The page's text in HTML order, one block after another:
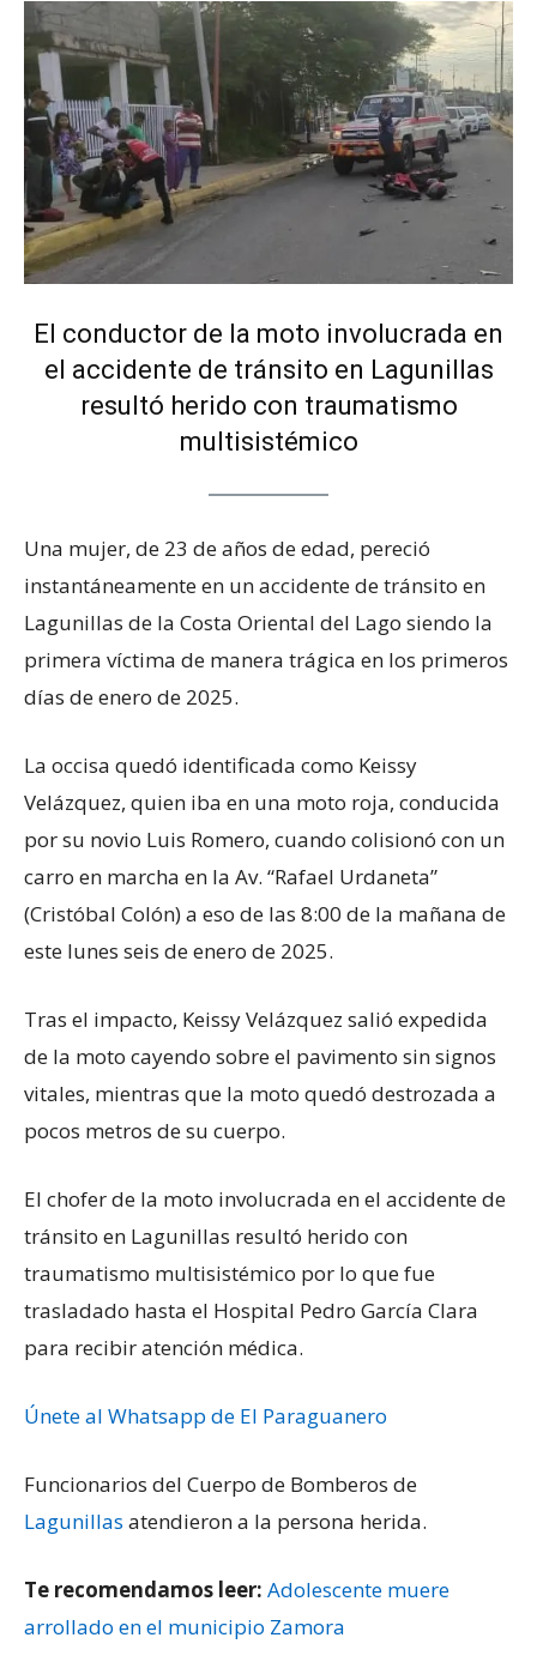
El conductor de la moto involucrada en
el accidente de tránsito en Lagunillas
resultó herido con traumatismo
multisistémico
Una mujer, de 23 de años de edad, pereció
instantáneamente en un accidente de tránsito en
Lagunillas de la Costa Oriental del Lago siendo la
primera víctima de manera trágica en los primeros
días de enero de 2025.
La occisa quedó identificada como Keissy
Velázquez, quien iba en una moto roja, conducida
por su novio Luis Romero, cuando colisionó con un
carro en marcha en la Av. “Rafael Urdaneta”
(Cristóbal Colón) a eso de las 8:00 de la mañana de
este lunes seis de enero de 2025.
Tras el impacto, Keissy Velázquez salió expedida
de la moto cayendo sobre el pavimento sin signos
vitales, mientras que la moto quedó destrozada a
pocos metros de su cuerpo.
El chofer de la moto involucrada en el accidente de
tránsito en Lagunillas resultó herido con
traumatismo multisistémico por lo que fue
trasladado hasta el Hospital Pedro García Clara
para recibir atención médica.
Únete al Whatsapp de El Paraguanero
Funcionarios del Cuerpo de Bomberos de
Lagunillas atendieron a la persona herida.
Te recomendamos leer: Adolescente muere
arrollado en el municipio Zamora